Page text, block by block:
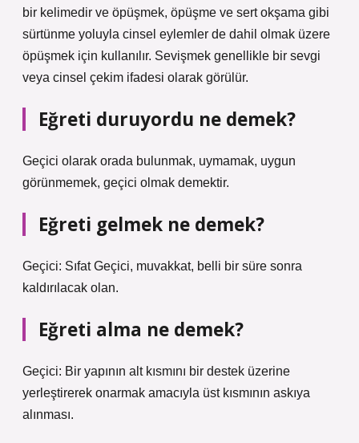
bir kelimedir ve öpüşmek, öpüşme ve sert okşama gibi
sürtünme yoluyla cinsel eylemler de dahil olmak üzere
öpüşmek için kullanılır. Sevişmek genellikle bir sevgi
veya cinsel çekim ifadesi olarak görülür.
Eğreti duruyordu ne demek?
Geçici olarak orada bulunmak, uymamak, uygun
görünmemek, geçici olmak demektir.
Eğreti gelmek ne demek?
Geçici: Sıfat Geçici, muvakkat, belli bir süre sonra
kaldırılacak olan.
Eğreti alma ne demek?
Geçici: Bir yapının alt kısmını bir destek üzerine
yerleştirerek onarmak amacıyla üst kısmının askıya
alınması.